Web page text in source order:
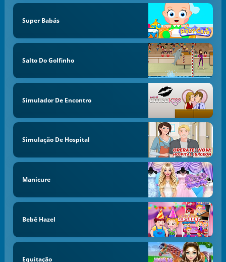
Super Babás
Salto Do Golfinho
Simulador De Encontro
Simulação De Hospital
Manicure
Bebê Hazel
Equitação